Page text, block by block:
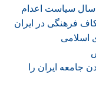
فرهنگی در ایران
اسلامی
جامعه ایران را